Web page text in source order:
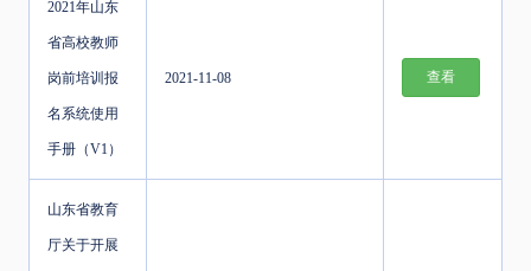
2021年山东
省高校教师
岗前培训报
名系统使用
手册（V1）
2021-11-08 查看
山东省教育
厅关于开展